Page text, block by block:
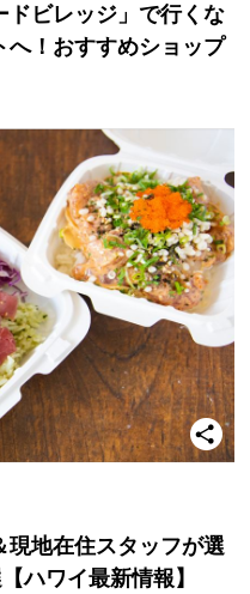
ドビレッジ」で行くな
へ！おすすめショップ
現地在住スタッフが選
ハワイ最新情報】